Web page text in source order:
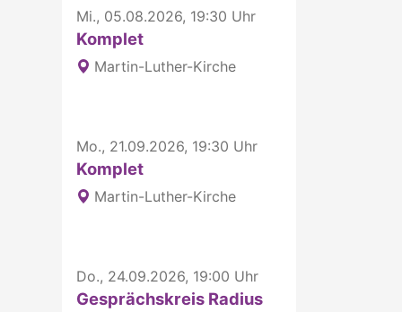
Mi., 05.08.2026, 19:30 Uhr
Komplet
Martin-Luther-Kirche
Mo., 21.09.2026, 19:30 Uhr
Komplet
Martin-Luther-Kirche
Do., 24.09.2026, 19:00 Uhr
Gesprächskreis Radius